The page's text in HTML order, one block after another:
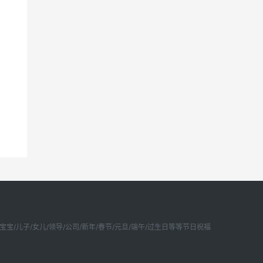
宝/儿子/女儿/领导/公司/新年/春节/元旦/端午/过生日等等节日祝福